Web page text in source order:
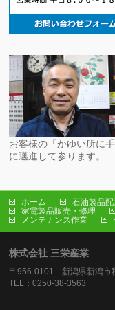
お客様の「かゆい所に
に邁進して参ります。
ホーム 石油製品配
家電製品販売・修理
メンテナンス作業
株式会社 三栄産業
〒956-0101 新潟県新潟市
TEL：0250-38-3563